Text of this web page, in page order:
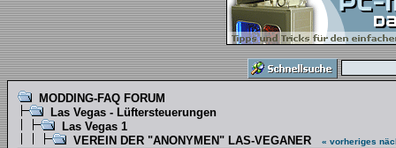
MODDING-FAQ FORUM
Las Vegas - Lüftersteuerungen
Las Vegas 1
VEREIN DER "ANONYMEN" LAS-VEGANER
« vorheriges